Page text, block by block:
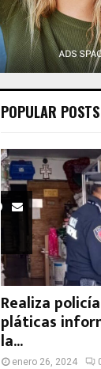
POPULAR POSTS
Realiza
pláticas
la...
enero 26, 2024